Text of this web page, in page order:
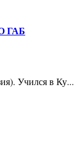
ГАБ
Учился в Ку...